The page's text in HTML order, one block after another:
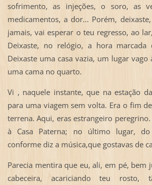
sofrimento, as injeções, o soro, as
medicamentos, a dor... Porém,
jamais, vai esperar o teu regresso, ao
Deixaste, no relógio, a hora marcada
Deixaste uma casa vazia, um lugar
uma cama no quarto.
Vi , naquele instante, que na estação
para uma viagem sem volta. Era o fim
terrena. Aqui, eras estrangeiro
à Casa Paterna; no último lugar,
conforme diz a música,que gostavas de
Parecia mentira que eu, ali, em pé, bem
cabeceira, acariciando teu rosto,